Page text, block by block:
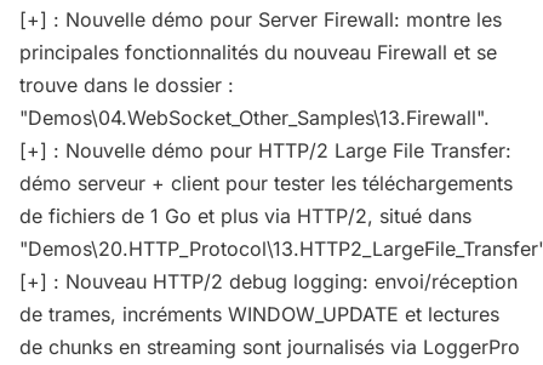
[+] : Nouvelle démo pour Server Firewall: montre les
principales fonctionnalités du nouveau Firewall et se
trouve dans le dossier :
"Demos\04.WebSocket_Other_Samples\13.Firewall".
[+] : Nouvelle démo pour HTTP/2 Large File Transfer:
démo serveur + client pour tester les téléchargements
de fichiers de 1 Go et plus via HTTP/2, situé dans
[+] : Nouveau HTTP/2 debug logging: envoi/réception
de trames, incréments WINDOW_UPDATE et lectures
de chunks en streaming sont journalisés via LoggerPro